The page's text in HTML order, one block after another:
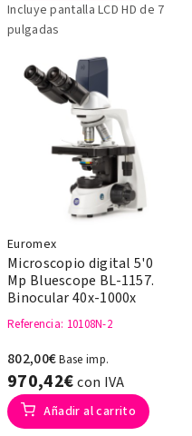
Incluye pantalla LCD HD de 7
pulgadas
Euromex
Microscopio digital 5'0
Mp Bluescope BL-1157.
Binocular 40x-1000x
Referencia: 10108N-2
802,00€Base imp.
970,42€con IVA
Añadir al carrito